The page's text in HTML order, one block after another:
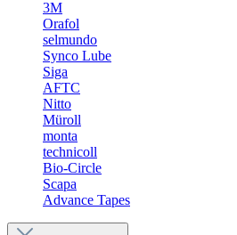
3M
Orafol
selmundo
Synco Lube
Siga
AFTC
Nitto
Müroll
monta
technicoll
Bio-Circle
Scapa
Advance Tapes